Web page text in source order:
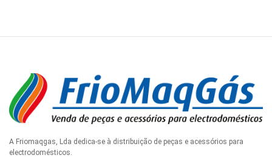
A Friomaqgas, Lda dedica-se à distribuição de peças e acessórios para
electrodomésticos.